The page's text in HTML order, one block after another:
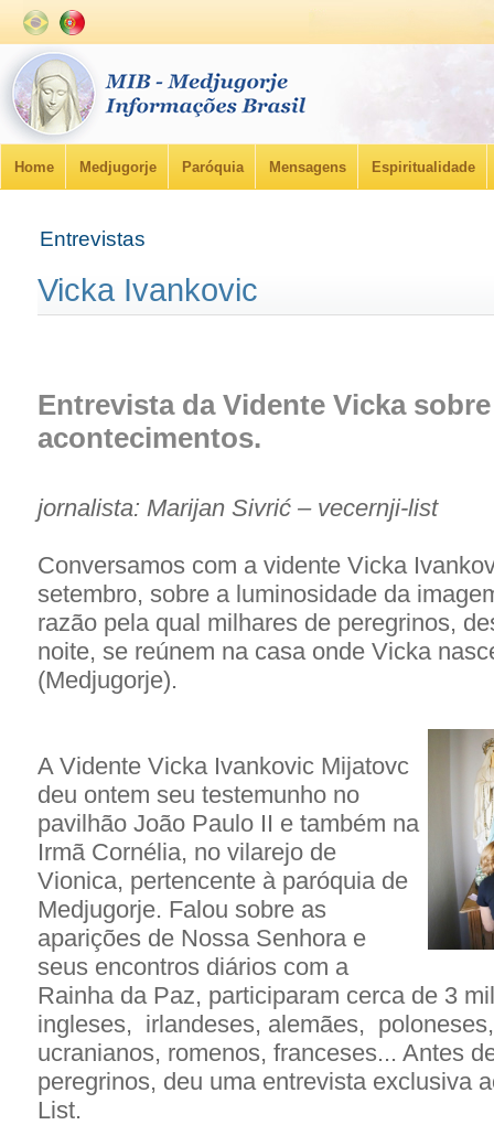
Home Medjugorje Paróquia Mensagens Espiritualidade
Entrevistas
Vicka Ivankovic
Entrevista da Vidente Vicka
acontecimentos.
jornalista: Marijan Sivrić – vecernji-list
Conversamos com a vidente Vicka
setembro, sobre a luminosidade da
razão pela qual milhares de peregrinos,
noite, se reúnem na casa onde Vicka
(Medjugorje).
A Vidente Vicka Ivankovic Mijatovc
deu ontem seu testemunho no
pavilhão João Paulo II e também na
Irmã Cornélia, no vilarejo de
Vionica, pertencente à paróquia de
Medjugorje. Falou sobre as
aparições de Nossa Senhora e
seus encontros diários com a
Rainha da Paz, participaram cerca de 3
ingleses, irlandeses, alemães,
ucranianos, romenos, franceses... Antes
peregrinos, deu uma entrevista exclusiva
List.